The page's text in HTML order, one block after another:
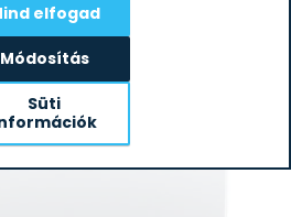
elfogad
Módosítás
Süti